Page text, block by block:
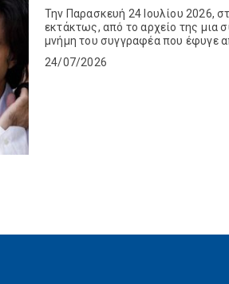
Την Παρασκευή 24 Ιουλίου 2026,
εκτάκτως, από το αρχείο της μια
μνήμη του συγγραφέα που έφυγε
24/07/2026